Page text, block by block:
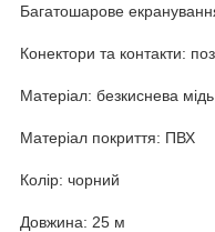
Багатошарове
Конектори та контакти:
Матеріал: безкиснева
Матеріал покриття: ПВХ
Колір: чорний
Довжина: 25 м